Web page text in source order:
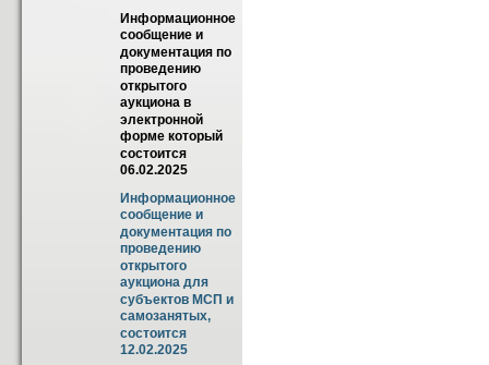
Информационное
сообщение и
документация по
проведению
открытого
аукциона в
электронной
форме который
состоится
06.02.2025
Информационное
сообщение и
документация по
проведению
открытого
аукциона для
субъектов МСП и
самозанятых,
состоится
12.02.2025